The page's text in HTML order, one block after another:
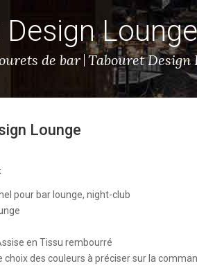
Lounge
de bar Tabouret Design
Lounge
pour bar lounge, night-club
en Tissu rembourré
choix des couleurs à préciser sur la